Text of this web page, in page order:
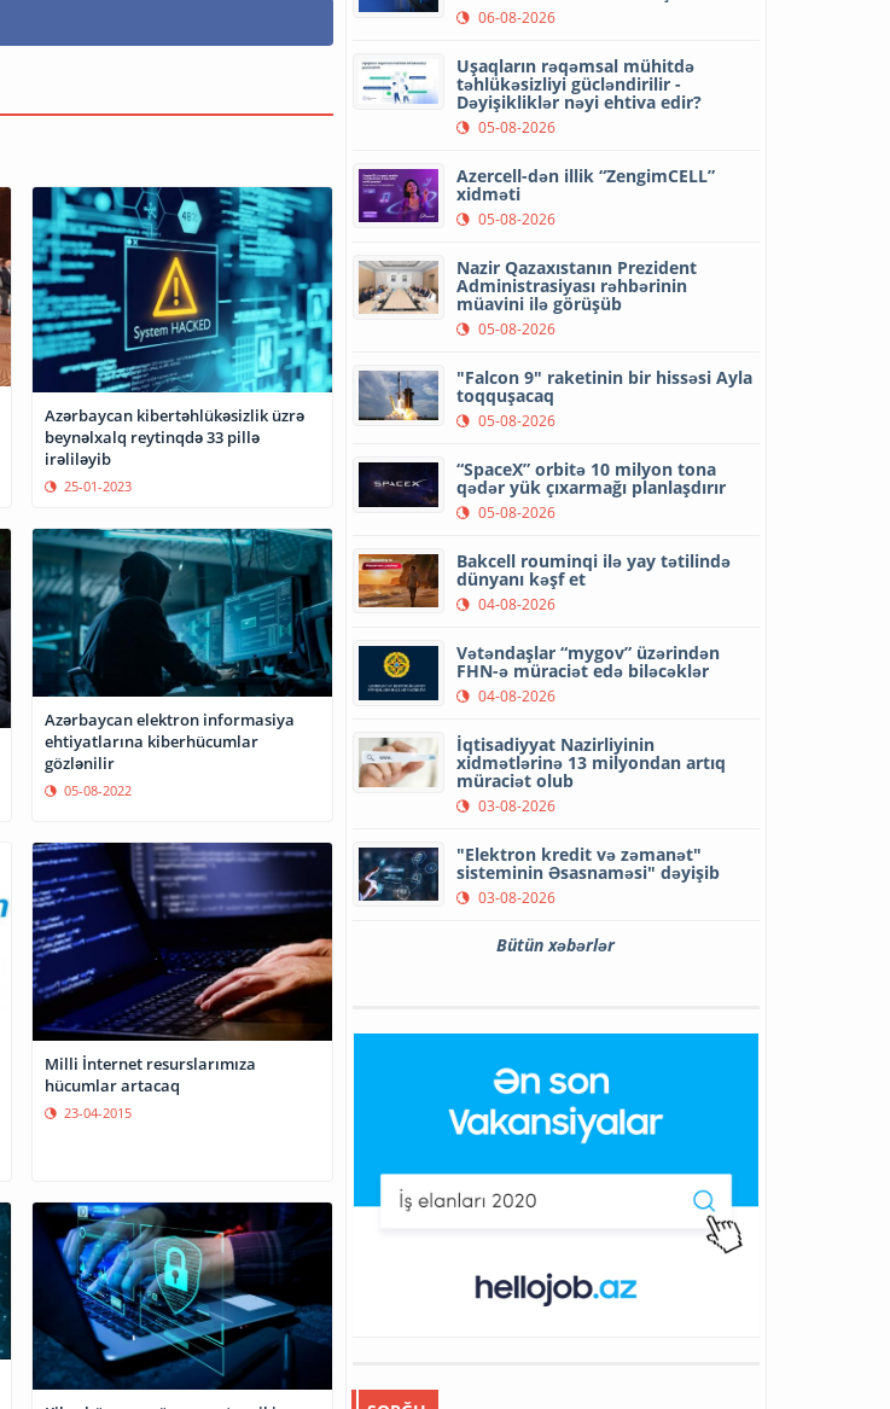
Azərbaycan kibertəhlükəsizlik üzrə
beynəlxalq reytinqdə 33 pillə
irəliləyib
25-01-2023
Azərbaycan elektron informasiya
ehtiyatlarına kiberhücumlar
gözlənilir
05-08-2022
Milli İnternet resurslarımıza
hücumlar artacaq
23-04-2015
06-08-2026
Uşaqların rəqəmsal mühitdə
təhlükəsizliyi gücləndirilir -
Dəyişikliklər nəyi ehtiva edir?
05-08-2026
Azercell-dən illik “ZengimCELL”
xidməti
05-08-2026
Nazir Qazaxıstanın Prezident
Administrasiyası rəhbərinin
müavini ilə görüşüb
05-08-2026
"Falcon 9" raketinin bir hissəsi Ayla
toqquşacaq
05-08-2026
“SpaceX” orbitə 10 milyon tona
qədər yük çıxarmağı planlaşdırır
05-08-2026
Bakcell rouminqi ilə yay tətilində
dünyanı kəşf et
04-08-2026
Vətəndaşlar “mygov” üzərindən
FHN-ə müraciət edə biləcəklər
04-08-2026
İqtisadiyyat Nazirliyinin
xidmətlərinə 13 milyondan artıq
müraciət olub
03-08-2026
"Elektron kredit və zəmanət"
sisteminin Əsasnaməsi" dəyişib
03-08-2026
Bütün xəbərlər